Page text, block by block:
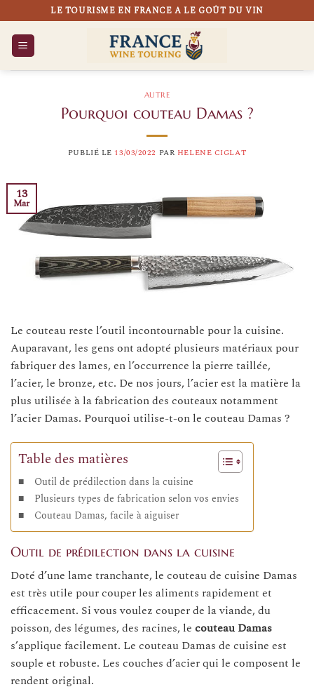
au
contenu
LE TOURISME EN FRANCE A LE GOÛT DU VIN
AUTRE
Pourquoi couteau Damas ?
PUBLIÉ LE 13/03/2022 PAR HELENE CIGLAT
13
Mar
Le couteau reste l’outil incontournable pour la cuisine.
Auparavant, les gens ont adopté plusieurs matériaux pour
fabriquer des lames, en l’occurrence la pierre taillée,
l’acier, le bronze, etc. De nos jours, l’acier est la matière la
plus utilisée à la fabrication des couteaux notamment
l’acier Damas. Pourquoi utilise-t-on le couteau Damas ?
Table des matières
Outil de prédilection dans la cuisine
Plusieurs types de fabrication selon vos envies
Couteau Damas, facile à aiguiser
Outil de prédilection dans la cuisine
Doté d’une lame tranchante, le couteau de cuisine Damas
est très utile pour couper les aliments rapidement et
efficacement. Si vous voulez couper de la viande, du
poisson, des légumes, des racines, le couteau Damas
s’applique facilement. Le couteau Damas de cuisine est
souple et robuste. Les couches d’acier qui le composent le
rendent original.